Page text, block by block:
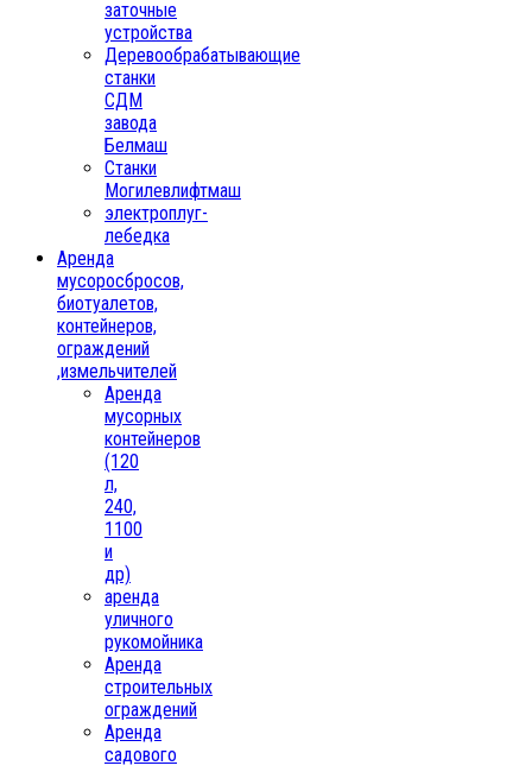
заточные
устройства
Деревообрабатывающие
станки
СДМ
завода
Белмаш
Станки
Могилевлифтмаш
электроплуг-
лебедка
Аренда
мусоросбросов,
биотуалетов,
контейнеров,
ограждений
,измельчителей
Аренда
мусорных
контейнеров
(120
л,
240,
1100
и
др)
аренда
уличного
рукомойника
Аренда
строительных
ограждений
Аренда
садового